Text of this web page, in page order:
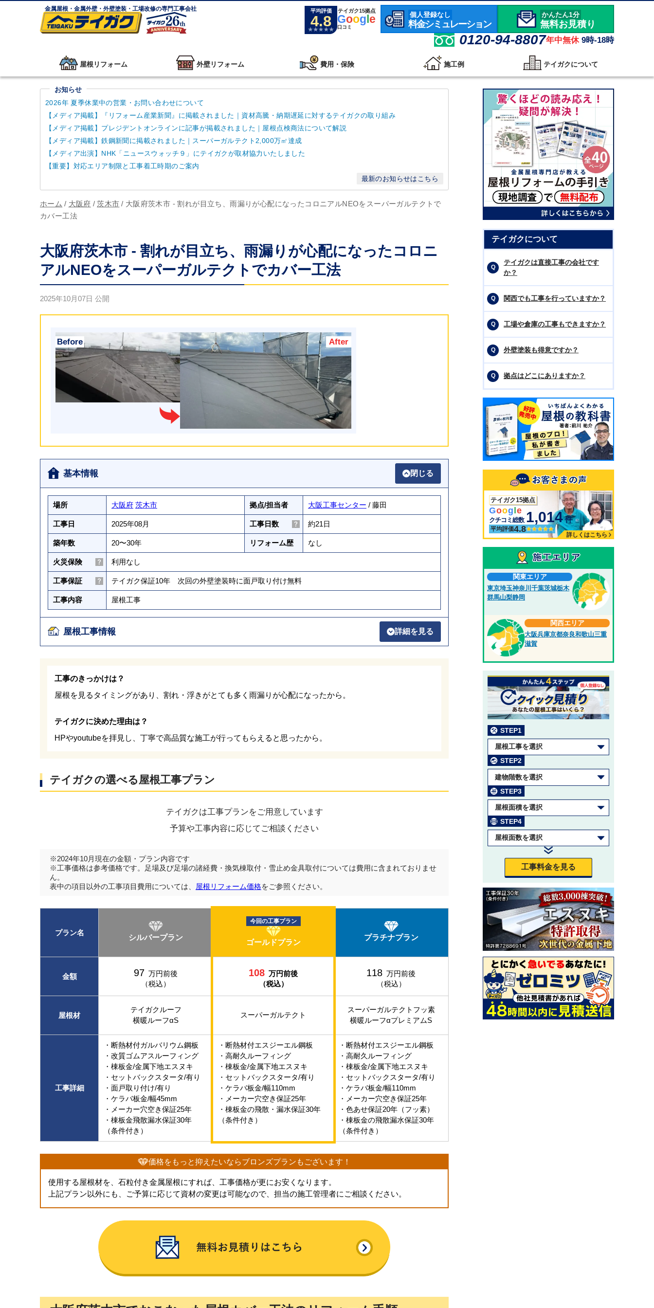
金属屋根・金属外壁・外壁塗装・工場改修の専門工事会社 平均評価
4.8
テイガク15拠点
Google
口コミ
個人登録なし
料金シミュレーション
かんたん1分
無料お見積り
0120-94-8807年中無休 9時-18時
屋根リフォーム 外壁リフォーム 費用・保険 施工例 テイガクについて
お知らせ
2026年 夏季休業中の営業・お問い合わせについて
【メディア掲載】『リフォーム産業新聞』に掲載されました｜資材高騰・納期遅延に対するテイガクの取り組み
【メディア掲載】プレジデントオンラインに記事が掲載されました｜屋根点検商法について解説
【メディア掲載】鉄鋼新聞に掲載されました｜スーパーガルテクト2,000万㎡達成
【メディア出演】NHK「ニュースウォッチ９」にテイガクが取材協力いたしました
【重要】対応エリア制限と工事着工時期のご案内
最新のお知らせはこちら
ホーム / 大阪府 / 茨木市 / 大阪府茨木市 - 割れが目立ち、雨漏りが心配になったコロニアルNEOをスーパーガルテクトで
カバー工法
大阪府茨木市 - 割れが目立ち、雨漏りが心配になったコロニ
アルNEOをスーパーガルテクトでカバー工法
2025年10月07日 公開
基本情報 閉じる
場所 大阪府 茨木市 拠点/担当者 大阪工事センター / 藤田
工事日 2025年08月 工事日数 約21日
築年数 20〜30年 リフォーム歴 なし
火災保険 利用なし
工事保証 テイガク保証10年 次回の外壁塗装時に面戸取り付け無料
工事内容 屋根工事
屋根工事情報 詳細を見る
工事のきっかけは？
屋根を見るタイミングがあり、割れ・浮きがとても多く雨漏りが心配になったから。
テイガクに決めた理由は？
HPやyoutubeを拝見し、丁寧で高品質な施工が行ってもらえると思ったから。
テイガクの選べる屋根工事プラン
テイガクは工事プランをご用意しています
予算や工事内容に応じてご相談ください
※2024年10月現在の金額・プラン内容です
※工事価格は参考価格です。足場及び足場の諸経費・換気棟取付・雪止め金具取付については費用に含まれておりませ
ん。
表中の項目以外の工事項目費用については、
屋根リフォーム価格をご参照ください。
プラン名
シルバープラン
今回の工事プラン
ゴールドプラン
プラチナプラン
金額 97 万円前後
（税込）
108 万円前後
（税込）
118 万円前後
（税込）
屋根材
テイガクルーフ
横暖ルーフαS
スーパーガルテクト
スーパーガルテクトフッ素
横暖ルーフαプレミアムS
工事詳細
・断熱材付ガルバリウム鋼板
・改質ゴムアスルーフィング
・棟板金/金属下地エスヌキ
・セットバックスタータ/有り
・面戸取り付け/有り
・ケラバ板金/幅45mm
・メーカー穴空き保証25年
・棟板金飛散漏水保証30年
（条件付き）
・断熱材付エスジーエル鋼板
・高耐久ルーフィング
・棟板金/金属下地エスヌキ
・セットバックスタータ/有り
・ケラバ板金/幅110mm
・メーカー穴空き保証25年
・棟板金の飛散・漏水保証30年
（条件付き）
・断熱材付エスジーエル鋼板
・高耐久ルーフィング
・棟板金/金属下地エスヌキ
・セットバックスタータ/有り
・ケラバ板金/幅110mm
・メーカー穴空き保証25年
・色あせ保証20年（フッ素）
・棟板金の飛散漏水保証30年
（条件付き）
価格をもっと抑えたいならブロンズプランもございます！
使用する屋根材を、石粒付き金属屋根にすれば、工事価格が更にお安くなります。
上記プラン以外にも、ご予算に応じて資材の変更は可能なので、担当の施工管理者にご相談ください。
テイガクについて
テイガクは直接工事の会社です
か？
関西でも工事を行っていますか？
工場や倉庫の工事もできますか？
外壁塗装も得意ですか？
拠点はどこにありますか？
テイガク15拠点
Goog le
クチコミ総数 1,014 件
平均評価4.8
詳しくはこちら
関東エリア
東京埼玉神奈川 千葉茨城栃木
群馬山梨静岡
関西エリア
大阪兵庫京都奈良和歌山三重
滋賀
STEP1
屋根工事を選択
STEP2
建物階数を選択
STEP3
屋根面積を選択
STEP4
屋根面数を選択
工事料金を見る